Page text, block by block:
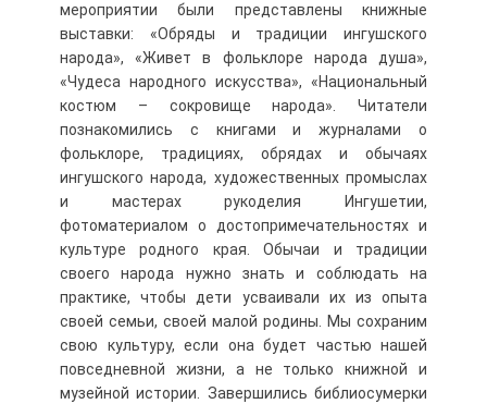
мероприятии были представлены книжные
выставки: «Обряды и традиции ингушского
народа», «Живет в фольклоре народа душа»,
«Чудеса народного искусства», «Национальный
костюм – сокровище народа». Читатели
познакомились с книгами и журналами о
фольклоре, традициях, обрядах и обычаях
ингушского народа, художественных промыслах
и мастерах рукоделия Ингушетии,
фотоматериалом о достопримечательностях и
культуре родного края. Обычаи и традиции
своего народа нужно знать и соблюдать на
практике, чтобы дети усваивали их из опыта
своей семьи, своей малой родины. Мы сохраним
свою культуру, если она будет частью нашей
повседневной жизни, а не только книжной и
музейной истории. Завершились библиосумерки